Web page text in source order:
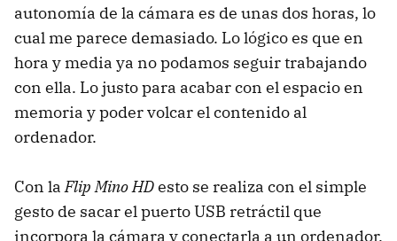
autonomía de la cámara es de unas dos horas, lo
cual me parece demasiado. Lo lógico es que en
hora y media ya no podamos seguir trabajando
con ella. Lo justo para acabar con el espacio en
memoria y poder volcar el contenido al
ordenador.
Con laFlip Mino HDesto se realiza con el simple
gesto de sacar el puertoUSB retráctil que
incorpora la cámara y conectarla a un ordenador.